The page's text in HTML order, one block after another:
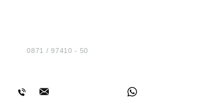
Tel.:0871 / 97410 - 50